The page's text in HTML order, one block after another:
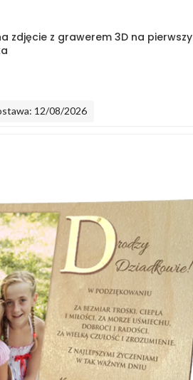
zdjęcie z grawerem 3D na pierwszy
12/08/2026